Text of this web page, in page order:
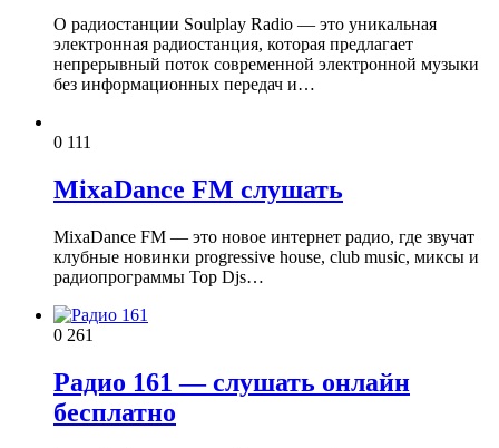
О радиостанции Soulplay Radio — это уникальная
электронная радиостанция, которая предлагает
непрерывный поток современной электронной музыки
без информационных передач и…
0 111
MixaDance FM слушать
MixaDance FM — это новое интернет радио, где звучат
клубные новинки progressive house, club music, миксы и
радиопрограммы Top Djs…
0 261
Радио 161 — слушать онлайн
бесплатно